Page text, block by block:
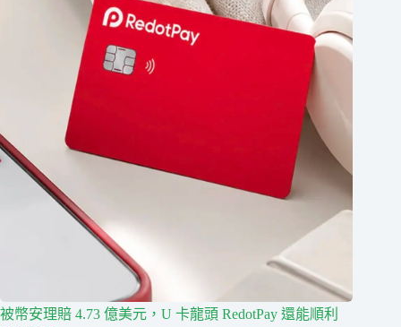
被幣安理賠 4.73 億美元，U 卡龍頭 RedotPay 還能順利